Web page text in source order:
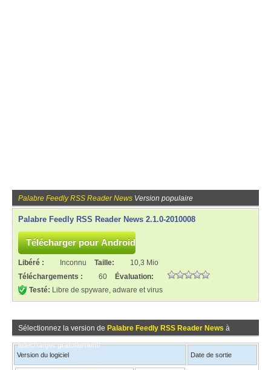
Palabre Feedly RSS Reader News Version populaire
Palabre Feedly RSS Reader News 2.1.0-2010008
Libéré : Inconnu Taille:
10,3 Mio
Téléchargements :
60
Évaluation:
Testé: Libre de spyware, adware et virus
Sélectionnez la version de Palabre Feedly RSS Reader News à
télécharger gratuitement!
Version du logiciel Date de sortie